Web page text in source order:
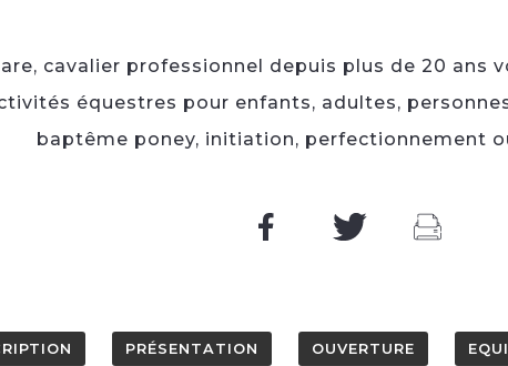
cavalier professionnel depuis plus de 20 ans
équestres pour enfants, adultes,
baptême poney, initiation, perfectionnement
PRÉSENTATION OUVERTURE